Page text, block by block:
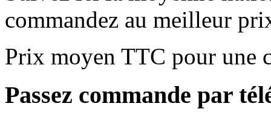
commandez au meilleur
Prix moyen TTC pour une
Passez commande par